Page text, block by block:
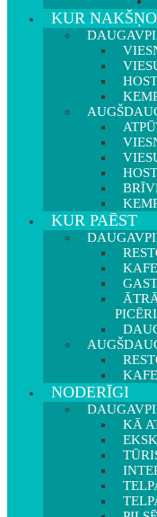
KUR
KUR PAĒST
NODERĪGI
KĀ